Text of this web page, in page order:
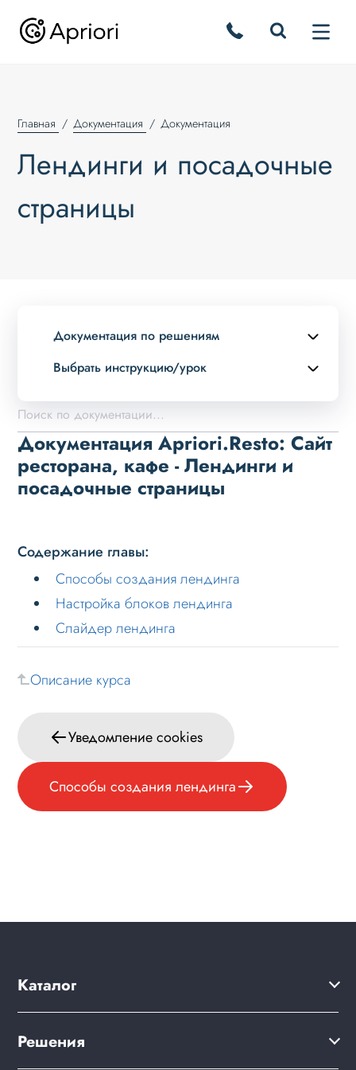
Главная Документация Документация
Лендинги и посадочные
страницы
Документация по решениям
Выбрать инструкцию/урок
Описание курса
Возможности
Примеры страниц
Установка и обновление
Оформление контента
Слайдер
Мультирегиональность
Блоки / секции сайта
Формы и коммуникации
Лендинги и посадочные страницы
Документация Apriori.Resto: Сайт
ресторана, кафе - Лендинги и
посадочные страницы
Содержание главы:
Способы создания лендинга
Настройка блоков лендинга
Слайдер лендинга
Описание курса
Уведомление cookies
Способы создания лендинга
Каталог
Решения
Акции
Решения